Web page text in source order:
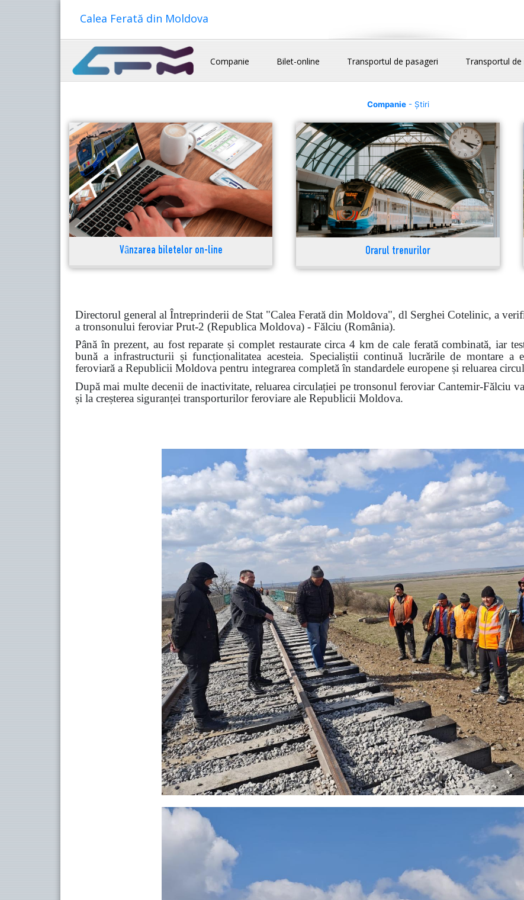
Calea Ferată din Moldova
Companie Bilet-online Transportul de pasageri Transportul
Companie- Știri
Vânzarea biletelor on-line Orarul trenurilor
Directorul general al Întreprinderii de Stat "Calea Ferată din Moldova", dl Serghei Cotelinic, a
a tronsonului feroviar Prut-2 (Republica Moldova) - Fălciu (România).
Până în prezent, au fost reparate și complet restaurate circa 4 km de cale ferată combinată, iar
bună a infrastructurii și funcționalitatea acesteia. Specialiștii continuă lucrările de montare a
feroviară a Republicii Moldova pentru integrarea completă în standardele europene și reluarea
După mai multe decenii de inactivitate, reluarea circulației pe tronsonul feroviar Cantemir-Fălciu
și la creșterea siguranței transporturilor feroviare ale Republicii Moldova.